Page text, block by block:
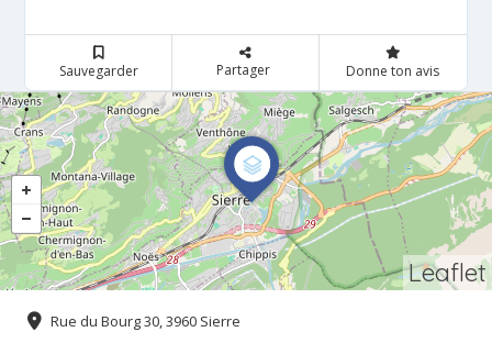
Sauvegarder Partager Donne ton avis
Leaflet
Rue du Bourg 30, 3960 Sierre